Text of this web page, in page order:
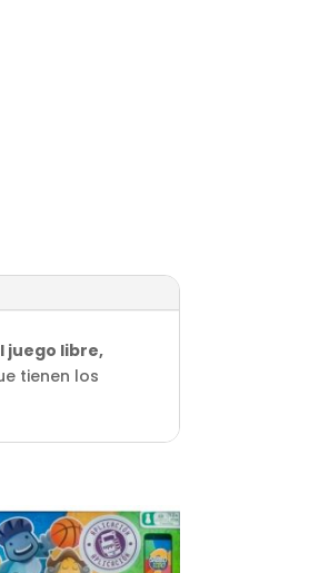
juego libre,
tienen los